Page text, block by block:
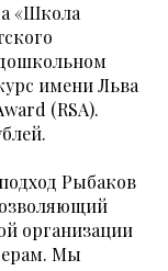
«Школа
имени Льва
(RSA).
Рыбаков
организации
Мы